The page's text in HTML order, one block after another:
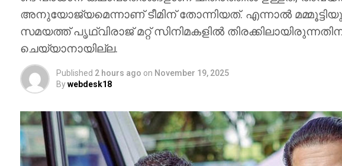
അനുയോജ്യമെന്നാണ് ടീമിന് തോന്നിയത്. എന്നാല്‍
സമയത്ത് പൃഥ്വിരാജ് മറ്റ് സിനിമകളില്‍
ചെയ്യാനായില്ല.
Published 2 hours ago on November 19, 2025
Bywebdesk18